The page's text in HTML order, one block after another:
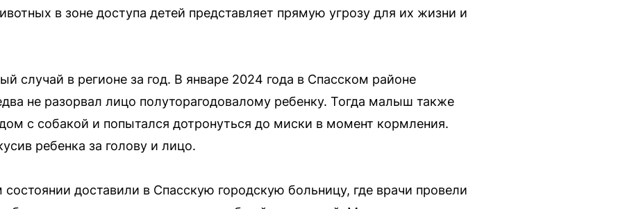
в зоне доступа детей представляет прямую угрозу для их жизни и
случай в регионе за год. В январе 2024 года в Спасском районе
не разорвал лицо полуторагодовалому ребенку. Тогда малыш также
с собакой и попытался дотронуться до миски в момент кормления.
ребенка за голову и лицо.
доставили в Спасскую городскую больницу, где врачи провели